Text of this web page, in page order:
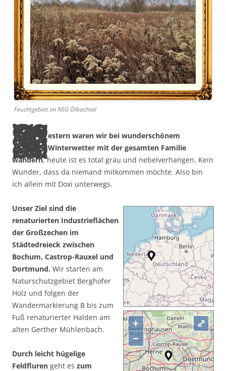
Feuchtgebiet im NSG Ölbachtal
Gestern waren wir bei wunderschönem
Winterwetter mit der gesamten Familie
wandern, heute ist es total grau und nebelverhangen. Kein
Wunder, dass da niemand mitkommen möchte. Also bin
ich allein mit Doxi unterwegs.
+
−
⤢
Unser Ziel sind die
renaturierten Industrieflächen
der Großzechen im
Städtedreieck zwischen
Bochum, Castrop-Rauxel und
Dortmund. Wir starten am
Naturschutzgebiet Berghofer
Holz und folgen der
Wandermarkierung B bis zum
Fuß renaturierter Halden am
alten Gerther Mühlenbach.
Durch leicht hügelige
Feldfluren geht es zum